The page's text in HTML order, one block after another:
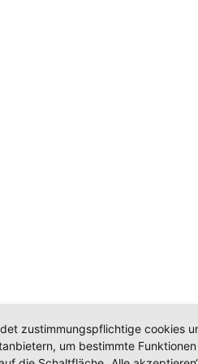
zustimmungspflichtige cookies
um bestimmte